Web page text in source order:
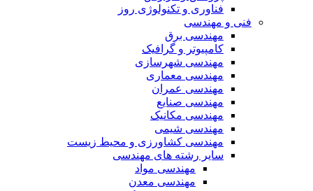
فناوری و تکنولوژی روز
فنی و مهندسی
مهندسی برق
کامپیوتر و گرافیک
مهندسی شهرسازی
مهندسی معماری
مهندسی عمران
مهندسی صنایع
مهندسی مکانیک
مهندسی شیمی
مهندسی کشاورزی و محیط زیست
سایر رشته های مهندسی
مهندسی مواد
مهندسی معدن